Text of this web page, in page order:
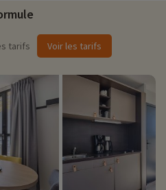
aux alentours
du vieux Lambesc : musée d'art local et d'archéologie de Lambesc
tarifs Voir les tarifs